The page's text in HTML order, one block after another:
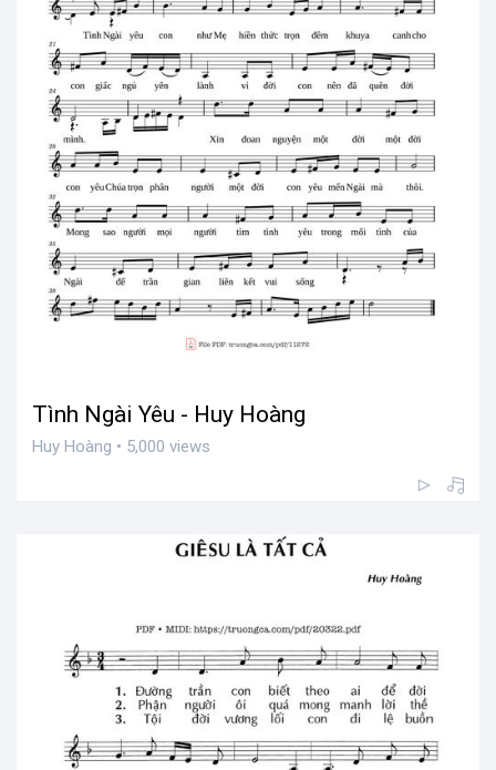
Tình Ngài Yêu - Huy Hoàng
Huy Hoàng • 5,000 views